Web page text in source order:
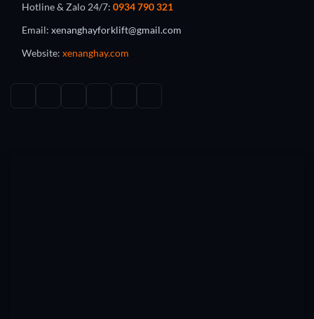
Hotline & Zalo 24/7: 0934 790 321
Email: xenanghayforklift@gmail.com
Website: xenanghay.com